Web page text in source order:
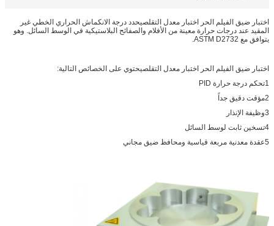
اختبار ضيق الفيلم الحر اختبار معدل التقلصيحدد درجة الانكماش الحراري الخطي غير
المقيد عند درجات حرارة معينة من الأفلام والصفائح البلاستيكية في الوسط السائل. وهو
يتوافق مع ASTM D2732.
اختبار ضيق الفيلم الحر اختبار معدل التقلصيحتوي على الخصائص التالية:
1تحكم درجة حرارة PID
2مؤقت دقيق جداً
3وظيفة الإنذار
4تسخين ثابت لوسط السائل
5عقدة معدنية مربعة قياسية ومحافظ ضيق مجاني